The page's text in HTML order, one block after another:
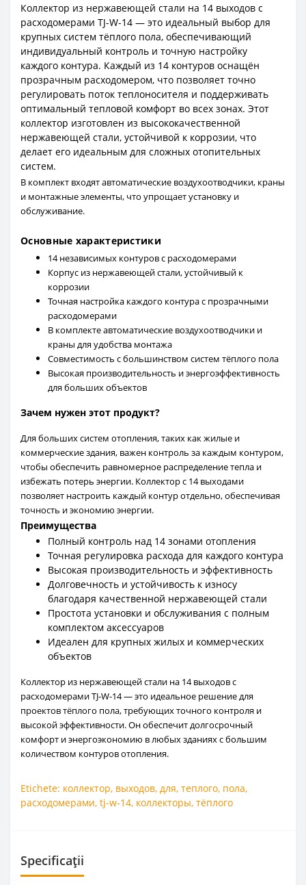
Коллектор из нержавеющей стали на 14 выходов с
расходомерами TJ-W-14 — это идеальный выбор для
крупных систем тёплого пола, обеспечивающий
индивидуальный контроль и точную настройку
каждого контура. Каждый из 14 контуров оснащён
прозрачным расходомером, что позволяет точно
регулировать поток теплоносителя и поддерживать
оптимальный тепловой комфорт во всех зонах. Этот
коллектор изготовлен из высококачественной
нержавеющей стали, устойчивой к коррозии, что
делает его идеальным для сложных отопительных
систем.
В комплект входят автоматические воздухоотводчики, краны
и монтажные элементы, что упрощает установку и
обслуживание.
Основные характеристики
14 независимых контуров с расходомерами
Корпус из нержавеющей стали, устойчивый к
коррозии
Точная настройка каждого контура с прозрачными
расходомерами
В комплекте автоматические воздухоотводчики и
краны для удобства монтажа
Совместимость с большинством систем тёплого пола
Высокая производительность и энергоэффективность
для больших объектов
Зачем нужен этот продукт?
Для больших систем отопления, таких как жилые и
коммерческие здания, важен контроль за каждым контуром,
чтобы обеспечить равномерное распределение тепла и
избежать потерь энергии. Коллектор с 14 выходами
позволяет настроить каждый контур отдельно, обеспечивая
точность и экономию энергии.
Преимущества
Полный контроль над 14 зонами отопления
Точная регулировка расхода для каждого контура
Высокая производительность и эффективность
Долговечность и устойчивость к износу
благодаря качественной нержавеющей стали
Простота установки и обслуживания с полным
комплектом аксессуаров
Идеален для крупных жилых и коммерческих
объектов
Коллектор из нержавеющей стали на 14 выходов с
расходомерами TJ-W-14 — это идеальное решение для
проектов тёплого пола, требующих точного контроля и
высокой эффективности. Он обеспечит долгосрочный
комфорт и энергоэкономию в любых зданиях с большим
количеством контуров отопления.
Etichete: коллектор, выходов, для, теплого, пола,
расходомерами, tj-w-14, коллекторы, тёплого
Specificații